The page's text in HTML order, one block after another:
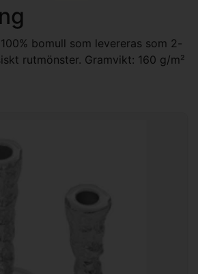
bomull som levereras som 2-
rutmönster. Gramvikt: 160 g/m²